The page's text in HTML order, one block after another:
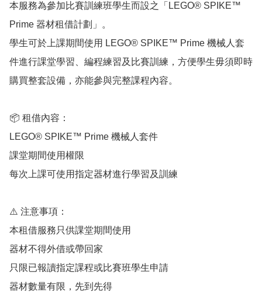
本服務為參加比賽訓練班學生而設之「LEGO® SPIKE™
Prime 器材租借計劃」。
學生可於上課期間使用 LEGO® SPIKE™ Prime 機械人套
件進行課堂學習、編程練習及比賽訓練，方便學生毋須即時
購買整套設備，亦能參與完整課程內容。
📦 租借內容：
LEGO® SPIKE™ Prime 機械人套件
課堂期間使用權限
每次上課可使用指定器材進行學習及訓練
⚠️ 注意事項：
本租借服務只供課堂期間使用
器材不得外借或帶回家
只限已報讀指定課程或比賽班學生申請
器材數量有限，先到先得